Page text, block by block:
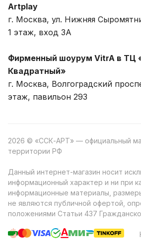
Artplay
г. Москва, ул. Нижняя
1 этаж, вход 3A
Фирменный шоурум VitrA в ТЦ
Квадратный»
г. Москва, Волгоградский
этаж, павильон 293
2026 © «ССК-АРТ» — официальный
территории РФ
Данный интернет-магазин носит
информационный характер и ни при
информационные материалы,
не являются публичной офертой,
положениями Статьи 437